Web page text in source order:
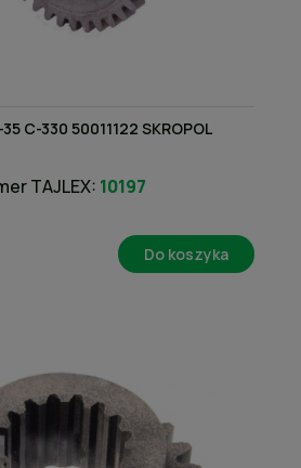
C-330 50011122 SKROPOL
TAJLEX: 10197
Do koszyka